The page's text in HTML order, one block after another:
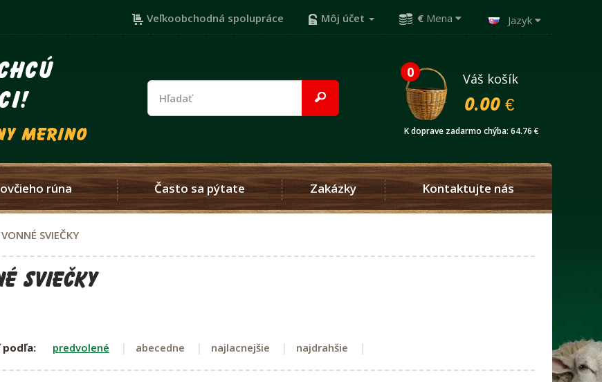
Veľkoobchodná spolupráce Môj účet € Mena Jazyk
merino
0
Váš košík
0.00 €
K doprave zadarmo chýba: 64.76 €
rúna Často sa pýtate Zakázky Kontaktujte nás
VONNÉ SVIEČKY
SVIEČKY
predvolené abecedne najlacnejšie najdrahšie